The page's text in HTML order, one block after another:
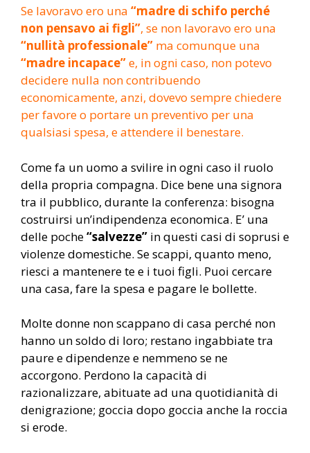
Se lavoravo ero una “madre di schifo perché
non pensavo ai figli”, se non lavoravo ero una
“nullità professionale” ma comunque una
“madre incapace”e, in ogni caso, non potevo
decidere nulla non contribuendo
economicamente, anzi, dovevo sempre chiedere
per favore o portare un preventivo per una
qualsiasi spesa, e attendere il benestare.
Come fa un uomo a svilire in ogni caso il ruolo
della propria compagna. Dice bene una signora
tra il pubblico, durante la conferenza: bisogna
costruirsi un’indipendenza economica. E’ una
delle poche“salvezze” in questi casi di soprusi e
violenze domestiche. Se scappi, quanto meno,
riesci a mantenere te e i tuoi figli. Puoi cercare
una casa, fare la spesa e pagare le bollette.
Molte donne non scappano di casa perché non
hanno un soldo di loro; restano ingabbiate tra
paure e dipendenze e nemmeno se ne
accorgono. Perdono la capacità di
razionalizzare, abituate ad una quotidianità di
denigrazione; goccia dopo goccia anche la roccia
si erode.